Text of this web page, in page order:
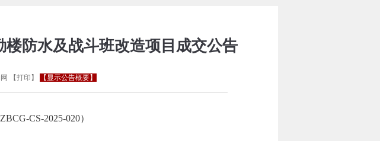
防水及战斗班改造项目成交公告
【打印 】 【显示公告概要】
CS-2025-020）